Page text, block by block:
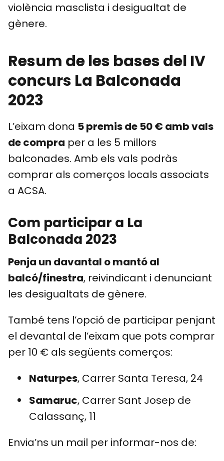
violència masclista i desigualtat de
gènere.
Resum de les bases del IV
concurs La Balconada
2023
L’eixam dona 5 premis de 50 € amb vals
de compra per a les 5 millors
balconades. Amb els vals podràs
comprar als comerços locals associats
a ACSA.
Com participar a La
Balconada 2023
Penja un davantal o mantó al
balcó/finestra, reivindicant i denunciant
les desigualtats de gènere.
També tens l’opció de participar penjant
el devantal de l’eixam que pots comprar
per 10 € als següents comerços:
Naturpes, Carrer Santa Teresa, 24
Samaruc, Carrer Sant Josep de
Calassanç, 11
Envia’ns un mail per informar-nos de: